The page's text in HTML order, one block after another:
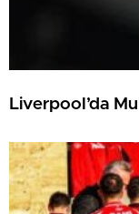
Liverpool’da